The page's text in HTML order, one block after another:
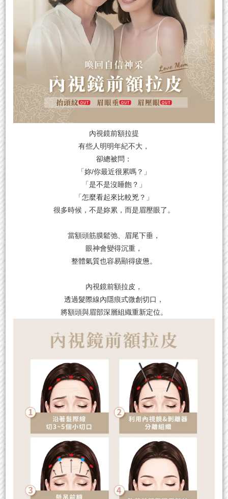
內視鏡前額拉提
有些人明明年紀不大，
卻總被問：
「妳/你最近很累嗎？」
「是不是沒睡飽？」
「怎麼看起來比較兇？」
很多時候，不是妳累，而是眉壓眼了。
當額頭筋膜鬆弛、眉尾下垂，
眼神會變得沉重，
整體氣質也容易顯得疲憊。
內視鏡前額拉皮，
透過髮際線內隱痕式微創切口，
將額頭與眉部深層組織重新定位。